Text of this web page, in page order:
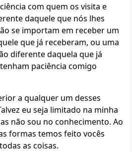
com quem os visita e
daquele que nós lhes
se importam em receber um
que já receberam, ou uma
diferente daquela que já
paciência comigo
a qualquer um desses
eu seja limitado na minha
não sou no conhecimento. Ao
formas temos feito vocês
as coisas.